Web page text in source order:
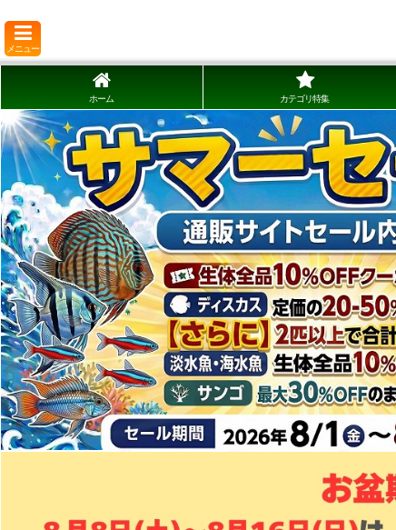
メニュー
ホーム カテゴリ特集